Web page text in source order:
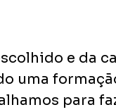
e da
uma
para